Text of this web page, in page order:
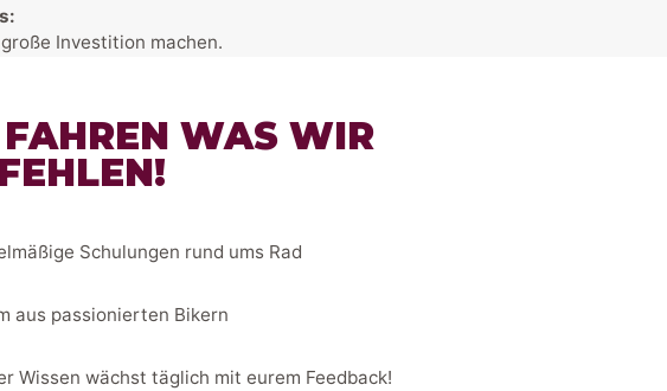
Investition machen.
WAS WIR
Schulungen rund ums Rad
aus passionierten Bikern
Wissen wächst täglich mit eurem Feedback!